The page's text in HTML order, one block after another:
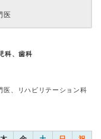
医
科、歯科
医、リハビリテーション科